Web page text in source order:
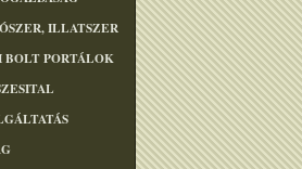
ILLATSZER
BOLT PORTÁLOK